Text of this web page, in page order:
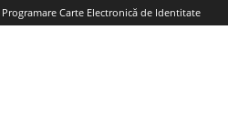
Programare Carte Electronică de Identitate